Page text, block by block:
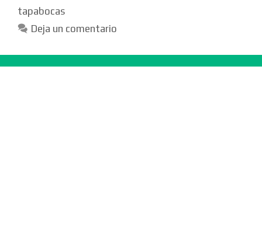
tapabocas
Deja un comentario